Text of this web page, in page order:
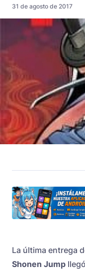
31 de agosto de 2017
La última entrega
Shonen Jump